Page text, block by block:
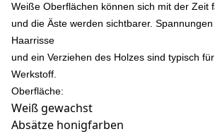
Weiße Oberflächen können sich mit der Zeit
und die Äste werden sichtbarer.
Haarrisse
und ein Verziehen des Holzes sind typisch
Werkstoff.
Oberfläche:
Weiß gewachst
Absätze honigfarben